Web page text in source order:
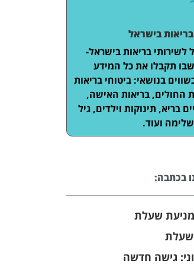
בישראל
לשירותי בריאות בישראל-
תקבלו את כל המידע
בנושאי: ביטוחי בריאות
החולים, בריאות האישה,
בריא, תינוקות וילדים, גיל
ועוד.
בכתבה:
שעלת
שעלת
גישה חדשה